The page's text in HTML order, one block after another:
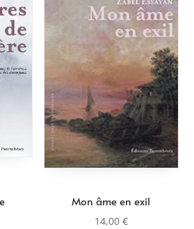
Mon âme en exil
14,00 €